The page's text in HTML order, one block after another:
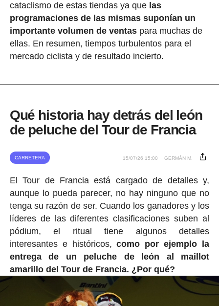
cataclismo de estas tiendas ya que las
programaciones de las mismas suponían un
importante volumen de ventaspara muchas de
ellas. En resumen, tiempos turbulentos para el
mercado ciclista y de resultado incierto.
Qué historia hay detrás del león
de peluche del Tour de Francia
CARRETERA 15/07/26 15:00 GERMÁN M.
El Tour de Francia está cargado de detalles y,
aunque lo pueda parecer, no hay ninguno que no
tenga su razón de ser. Cuando los ganadores y los
líderes de las diferentes clasificaciones suben al
pódium, el ritual tiene algunos detalles
interesantes e históricos,como por ejemplo la
entrega de un peluche de león al maillot
amarillo del Tour de Francia. ¿Por qué?